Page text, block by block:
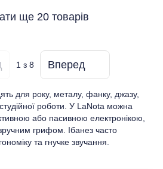
ще 20 товарів
1з 8 Вперед
для року, металу, фанку, джазу,
роботи. У LaNota можна
або пасивною електронікою,
зручним грифом. Ібанез часто
та гнучке звучання.